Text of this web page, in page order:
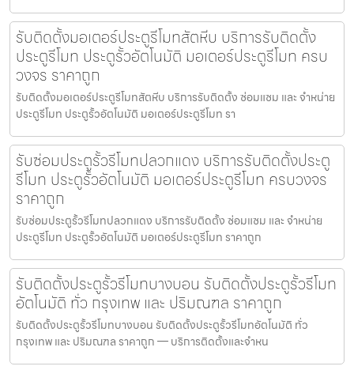
รับติดตั้งมอเตอร์ประตูรีโมทสัตหีบ บริการรับติดตั้ง
ประตูรีโมท ประตูรั้วอัตโนมัติ มอเตอร์ประตูรีโมท ครบ
วงจร ราคาถูก
รับติดตั้งมอเตอร์ประตูรีโมทสัตหีบ บริการรับติดตั้ง ซ่อมแซม และ จำหน่าย
ประตูรีโมท ประตูรั้วอัตโนมัติ มอเตอร์ประตูรีโมท รา
รับซ่อมประตูรั้วรีโมทปลวกแดง บริการรับติดตั้งประตู
รีโมท ประตูรั้วอัตโนมัติ มอเตอร์ประตูรีโมท ครบวงจร
ราคาถูก
รับซ่อมประตูรั้วรีโมทปลวกแดง บริการรับติดตั้ง ซ่อมแซม และ จำหน่าย
ประตูรีโมท ประตูรั้วอัตโนมัติ มอเตอร์ประตูรีโมท ราคาถูก
รับติดตั้งประตูรั้วรีโมทบางบอน รับติดตั้งประตูรั้วรีโมท
อัตโนมัติ ทั่ว กรุงเทพ และ ปริมณฑล ราคาถูก
รับติดตั้งประตูรั้วรีโมทบางบอน รับติดตั้งประตูรั้วรีโมทอัตโนมัติ ทั่ว
กรุงเทพ และ ปริมณฑล ราคาถูก — บริการติดตั้งและจำหน